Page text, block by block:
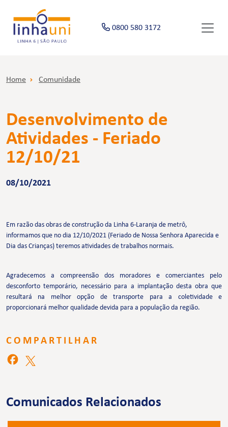
0800 580 3172
Home Comunidade
Desenvolvimento de
Atividades - Feriado
12/10/21
08/10/2021
Em razão das obras de construção da Linha 6-Laranja de metrô,
informamos que no dia 12/10/2021 (Feriado de Nossa Senhora Aparecida e
Dia das Crianças) teremos atividades de trabalhos normais.
Agradecemos a compreensão dos moradores e comerciantes pelo
desconforto temporário, necessário para a implantação desta obra que
resultará na melhor opção de transporte para a coletividade e
proporcionará melhor qualidade devida para a população da região.
COMPARTILHAR
Comunicados Relacionados